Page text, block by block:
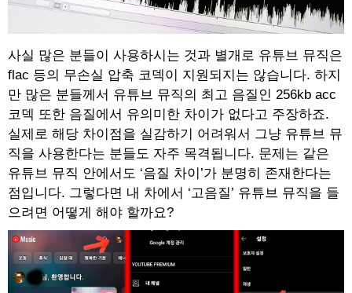
사실 많은 분들이 사용하시는 것과 별개로 유튜브 뮤직은
flac 등의 무손실 압축 코덱이 지원되지는 않습니다. 하지
만 많은 분들께서 유튜브 뮤직의 최고 음질인 256kb acc
코덱 또한 음질에서 유의미한 차이가 없다고 주장하죠.
실제로 해당 차이점을 실감하기 어려워서 그냥 유튜브 뮤
직을 사용한다는 분들도 자주 목격됩니다. 문제는 같은
유튜브 뮤직 안에서도 ‘음질 차이’가 분명히 존재한다는
점입니다. 그렇다면 내 차에서 ‘고음질’ 유튜브 뮤직을 들
으려면 어떻게 해야 할까요?